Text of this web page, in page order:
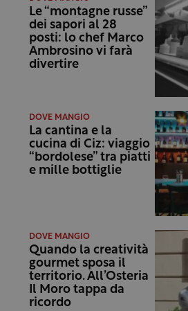
Le “montagne russe”
dei sapori al 28
posti: lo chef Marco
Ambrosino vi farà
divertire
DOVE MANGIO
La cantina e la
cucina di Ciz: viaggio
“bordolese” tra piatti
e mille bottiglie
DOVE MANGIO
Quando la creatività
gourmet sposa il
territorio. All’Osteria
Il Moro tappa da
ricordo